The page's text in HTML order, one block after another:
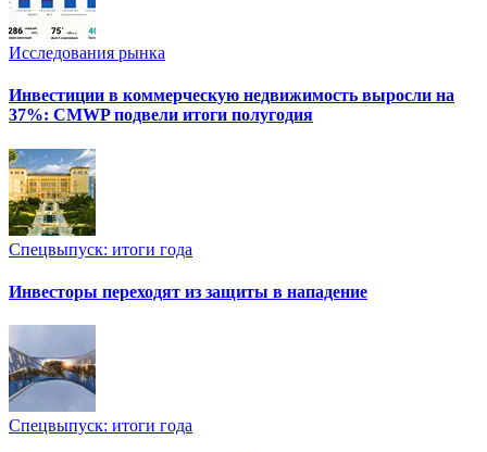
Исследования рынка
Инвестиции в коммерческую недвижимость выросли на
37%: CMWP подвели итоги полугодия
Спецвыпуск: итоги года
Инвесторы переходят из защиты в нападение
Спецвыпуск: итоги года